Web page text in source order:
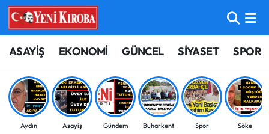
ASAYİŞ EKONOMİ GÜNCEL SİYASET SPOR
Aydın Asayiş Gündem Buharkent Spor Söke
ASAYİŞ
BİLİM-TEKNOLOJİ
ÇEVRE
Aydın Nöbetçi Eczaneler
Aydın Hava Durumu
Aydin Namaz Vakitleri